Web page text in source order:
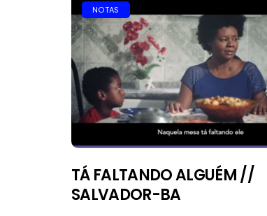
NOTAS
TÁ FALTANDO ALGUÉM //
SALVADOR-BA